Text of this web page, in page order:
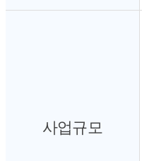
사업규모